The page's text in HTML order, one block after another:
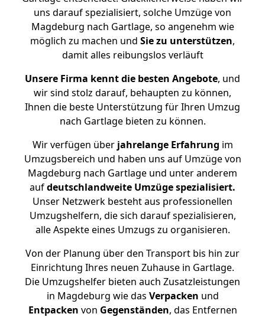
uns darauf spezialisiert, solche Umzüge von
Magdeburg nach Gartlage, so angenehm wie
möglich zu machen und Sie zu unterstützen,
damit alles reibungslos verläuft
Unsere Firma kennt die besten Angebote, und
wir sind stolz darauf, behaupten zu können,
Ihnen die beste Unterstützung für Ihren Umzug
nach Gartlage bieten zu können.
Wir verfügen überjahrelange Erfahrung im
Umzugsbereich und haben uns auf Umzüge von
Magdeburg nach Gartlage und unter anderem
aufdeutschlandweite Umzüge spezialisiert.
Unser Netzwerk besteht aus professionellen
Umzugshelfern, die sich darauf spezialisieren,
alle Aspekte eines Umzugs zu organisieren.
Von der Planung über den Transport bis hin zur
Einrichtung Ihres neuen Zuhause in Gartlage.
Die Umzugshelfer bieten auch Zusatzleistungen
in Magdeburg wie das Verpacken und
Entpacken von Gegenständen, das Entfernen